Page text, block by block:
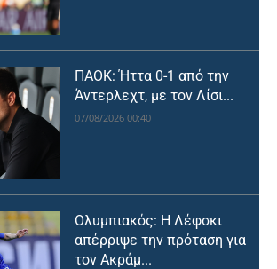
ΠΑΟΚ: Ήττα 0-1 από την
Άντερλεχτ, με τον Λίσι...
07/08/2026 00:40
Ολυμπιακός: Η Λέφσκι
απέρριψε την πρόταση για
τον Ακράμ...